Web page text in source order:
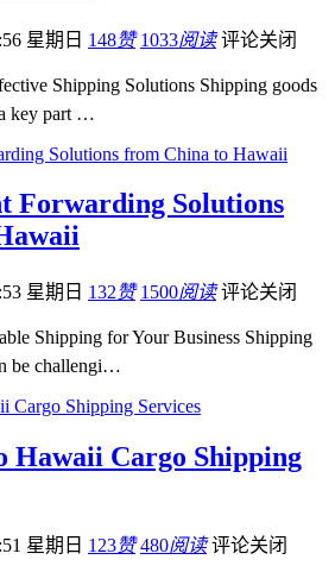
星期日 148赞 1033阅读 评论关闭
Shipping Solutions Shipping goods
key part …
Forwarding Solutions
星期日 132赞 1500阅读 评论关闭
Shipping for Your Business Shipping
be challengi…
Hawaii Cargo Shipping
星期日 123赞 480阅读 评论关闭